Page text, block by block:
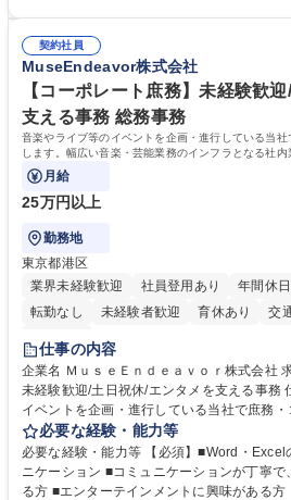
の他に担当頂く業務が発生する場合があります。 募集職種 【営業
業務職/三井物産グループ/平均残業時間10H/
ション力がある方。 ・チャレンジを厭わず
方。多様な関係者と謙虚に信頼関係を構築で
ール管理が出来る方。※将来的に他部署（
へのジョブローテーションの可能性があります。 学歴・資格 学歴
院 大学 語学力： 資格：宅地建物取引士
契約社員
MuseEndeavor株式会社
【コーポレート庶務】未経験歓
支える事務 総務事務
音楽やライブ等のイベントを企画・進行している当
します。幅広い音楽・芸能業務のインフラとなる社内
滑な運営を支えていただきます。
月給
25万円以上
勤務地
東京都港区
業界未経験歓迎
社員登用あり 年間休
転勤なし
未経験者歓迎 育休あり 交
服装自由
仕事の内容
企業名 ＭｕｓｅＥｎｄｅａｖｏｒ株式会社 求人名 【コーポレート庶務】
未経験歓迎/土日祝休/エンタメを支える事務 仕事の内容 音楽やライブ等の
イベントを企画・進行している当社で庶務
ます。幅広い音楽・芸能業務のインフラとな
し、チームの円滑な運営を支えていただきます。 ■社内の庶務・
全般、書類整理、備品管理・発注 ■郵便物
内環境の維持サポート ■経理や人事/採用の
必要な経験・能力等
必要な経験・能力等 【必須】■Word・Excel
ニケーション ■コミュニケーションが丁寧で
る方 ■エンターテインメントに興味がある方 【魅力】■幅広い音楽・芸能